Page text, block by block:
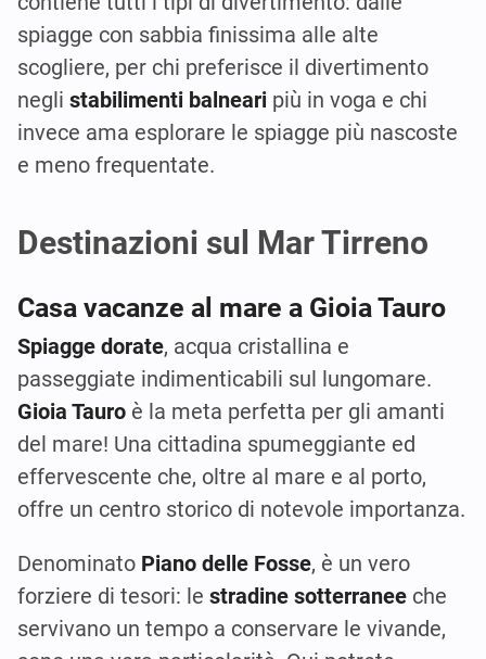
spiagge con sabbia finissima alle alte
scogliere, per chi preferisce il divertimento
negli stabilimenti balneari più in voga e chi
invece ama esplorare le spiagge più nascoste
e meno frequentate.
Destinazioni sul Mar Tirreno
Casa vacanze al mare a Gioia Tauro
Spiagge dorate, acqua cristallina e
passeggiate indimenticabili sul lungomare.
Gioia Tauro è la meta perfetta per gli amanti
del mare! Una cittadina spumeggiante ed
effervescente che, oltre al mare e al porto,
offre un centro storico di notevole importanza.
Denominato Piano delle Fosse, è un vero
forziere di tesori: le stradine sotterranee che
servivano un tempo a conservare le vivande,